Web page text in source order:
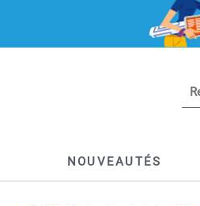
NOUVEAUTÉS